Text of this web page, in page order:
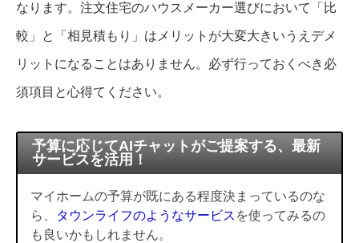
なります。注文住宅のハウスメーカー選びにおいて「比
較」と「相見積もり」はメリットが大変大きいうえデメ
リットになることはありません。必ず行っておくべき必
須項目と心得てください。
予算に応じてAIチャットがご提案する、最新
サービスを活用！
マイホームの予算が既にある程度決まっているのな
ら、
タウンライフのようなサービス を使ってみるの
も良いかもしれません。